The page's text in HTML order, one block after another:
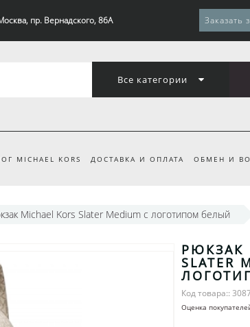
пр. Вернадского, 86А Заказать
Все категории
MICHAEL KORS ДОСТАВКА И ОПЛАТА ОБМЕН И
Michael Kors Slater Medium с логотипом белый
РЮКЗАК
SLATER
Код товара::
Оценка